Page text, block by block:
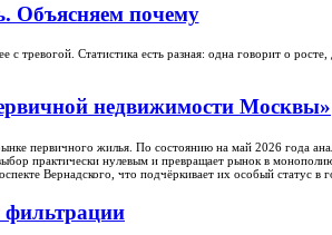
Объясняем почему
Статистика есть разная: одна говорит о росте,
недвижимости Москвы»
первичного жилья. По состоянию на май 2026 года
практически нулевым и превращает рынок в
Вернадского, что подчёркивает их особый статус в
фильтрации